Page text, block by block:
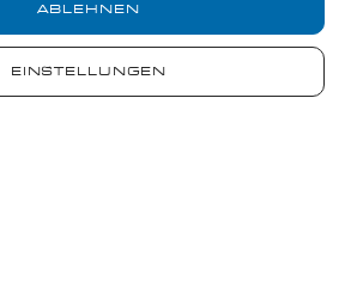
EINSTELLUNGEN
ABLEHNEN
gelesen und